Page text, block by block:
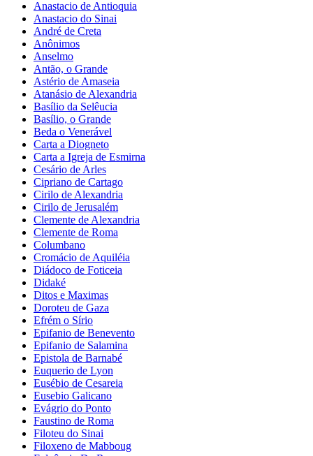
Anastacio de Antioquia
Anastacio do Sinai
André de Creta
Anônimos
Anselmo
Antão, o Grande
Astério de Amaseia
Atanásio de Alexandria
Basílio da Selêucia
Basílio, o Grande
Beda o Venerável
Carta a Diogneto
Carta a Igreja de Esmirna
Cesário de Arles
Cipriano de Cartago
Cirilo de Alexandria
Cirilo de Jerusalém
Clemente de Alexandria
Clemente de Roma
Columbano
Cromácio de Aquiléia
Diádoco de Foticeia
Didaké
Ditos e Maximas
Doroteu de Gaza
Efrém o Sírio
Epifanio de Benevento
Epifanio de Salamina
Epistola de Barnabé
Euquerio de Lyon
Eusébio de Cesareia
Eusebio Galicano
Evágrio do Ponto
Faustino de Roma
Filoteu do Sinai
Filoxeno de Mabboug